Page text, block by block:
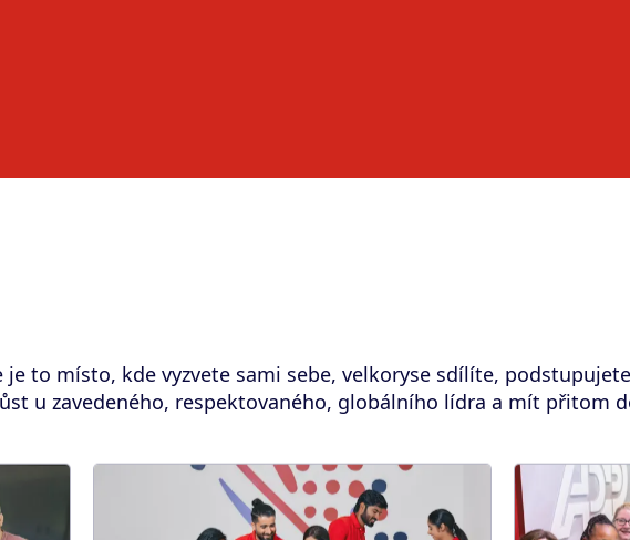
to místo, kde vyzvete sami sebe, velkoryse sdílíte,
u zavedeného, respektovaného, globálního lídra a mít přitom